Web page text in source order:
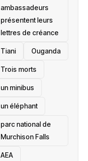
ambassadeurs
présentent leurs
lettres de créance
Tiani ‎Ouganda
Trois morts
un minibus
un éléphant
parc national de
Murchison Falls
AEA